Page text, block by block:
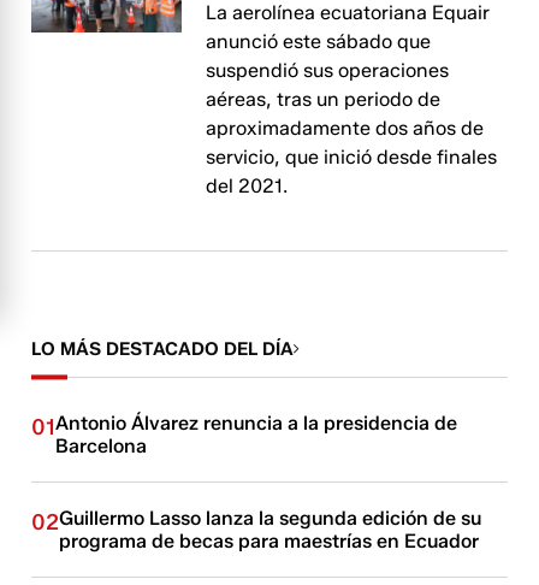
La aerolínea ecuatoriana Equair
anunció este sábado que
suspendió sus operaciones
aéreas, tras un periodo de
aproximadamente dos años de
servicio, que inició desde finales
del 2021.
LO MÁS DESTACADO DEL DÍA
01Antonio Álvarez renuncia a la presidencia de
Barcelona
02Guillermo Lasso lanza la segunda edición de su
programa de becas para maestrías en Ecuador